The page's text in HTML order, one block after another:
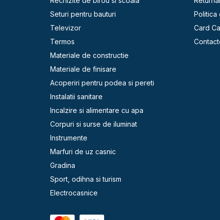
Seturi pentru bauturi
Televizor
Termos
Materiale de constructie
Materiale de finisare
Acoperiri pentru podea si pereti
Instalatii sanitare
Incalzire si alimentare cu apa
Corpuri si surse de iluminat
Instrumente
Marfuri de uz casnic
Gradina
Sport, odihna si turism
Electrocasnice
Politica
Card